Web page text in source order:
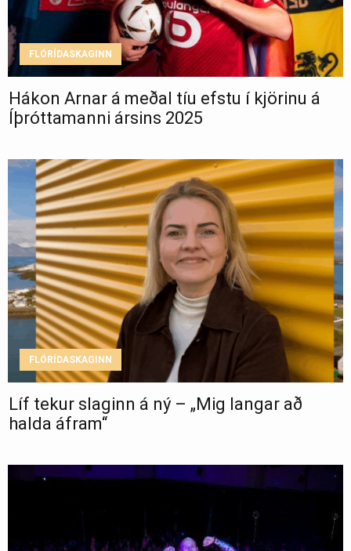
FLÓRÍDASKAGINN
Hákon Arnar á meðal tíu efstu í kjörinu á
Íþróttamanni ársins 2025
FLÓRÍDASKAGINN
Líf tekur slaginn á ný – „Mig langar að
halda áfram“